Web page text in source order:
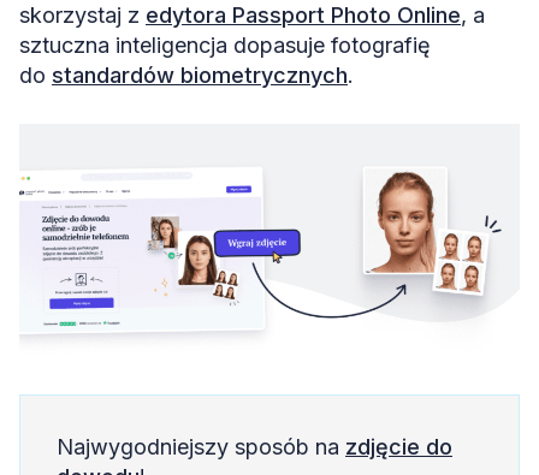
skorzystaj z edytora Passport Photo Online, a
sztuczna inteligencja dopasuje fotografię
do standardów biometrycznych.
Najwygodniejszy sposób na zdjęcie do